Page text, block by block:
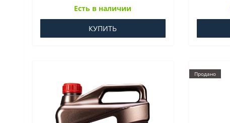
Есть в наличии
КУПИТЬ
Продано